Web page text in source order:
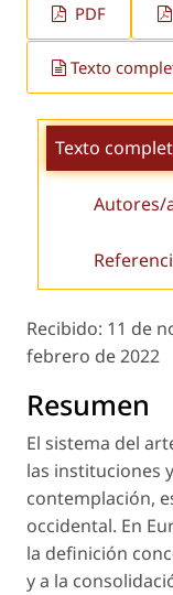
PDF
Texto
Texto
Autores/
Recibido: 11 de
febrero de 2022
Resumen
El sistema del
las instituciones
contemplación,
occidental. En
la definición
y a la